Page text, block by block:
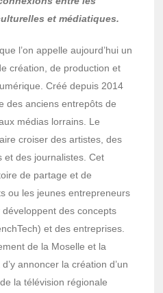
et médiatiques.
l’on appelle aujourd’hui un
création, de production et
Créé depuis 2014
des anciens entrepôts de
médias lorrains. Le
croiser des artistes, des
et des journalistes. Cet
de partage et de
ou les jeunes entrepreneurs
des concepts
et des entreprises.
de la Moselle et la
annoncer la création d’un
la télévision régionale